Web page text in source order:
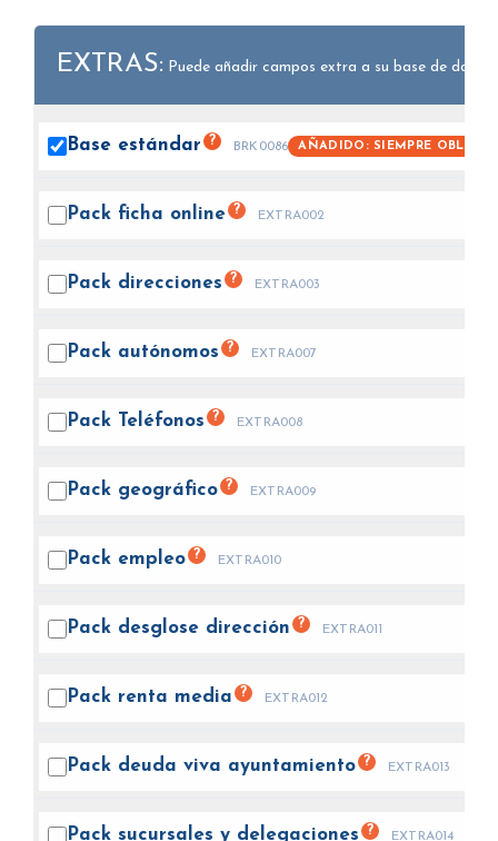
EXTRAS: Puede añadir campos extra a su base de datos.
Base estándar ? BRK0086 AÑADIDO: SIEMPRE
Pack ficha online ? EXTRA002
Pack direcciones ? EXTRA003
Pack autónomos ? EXTRA007
Pack Teléfonos ? EXTRA008
Pack geográfico ? EXTRA009
Pack empleo ? EXTRA010
Pack desglose dirección ? EXTRA011
Pack renta media ? EXTRA012
Pack deuda viva ayuntamiento ? EXTRA013
Pack sucursales y delegaciones ? EXTRA014